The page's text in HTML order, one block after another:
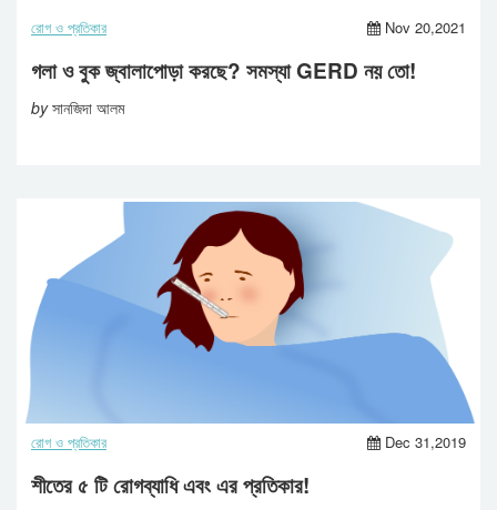
রোগ ও প্রতিকার Nov 20,2021
গলা ও বুক জ্বালাপোড়া করছে? সমস্যা GERD নয় তো!
byসানজিদা আলম
রোগ ও প্রতিকার Dec 31,2019
শীতের ৫ টি রোগব্যাধি এবং এর প্রতিকার!